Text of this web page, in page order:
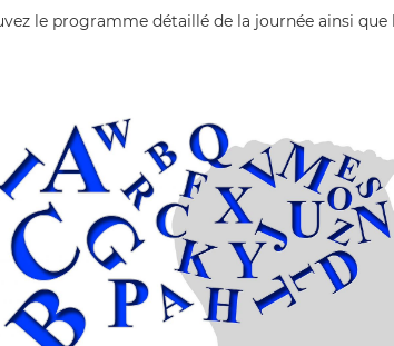
le programme détaillé de la journée ainsi